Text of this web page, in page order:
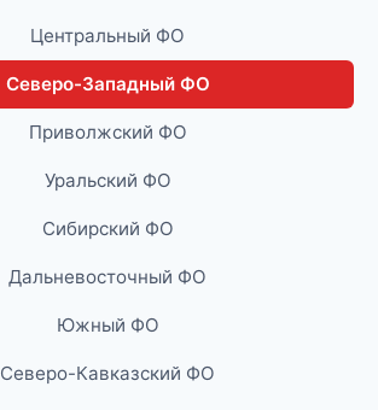
Центральный ФО
Северо-Западный ФО
Приволжский ФО
Уральский ФО
Сибирский ФО
Дальневосточный ФО
Южный ФО
Северо-Кавказский ФО